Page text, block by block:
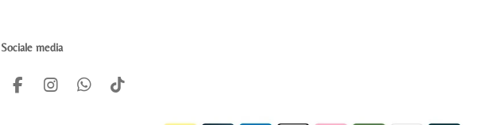
Sociale media
F
I
W
T